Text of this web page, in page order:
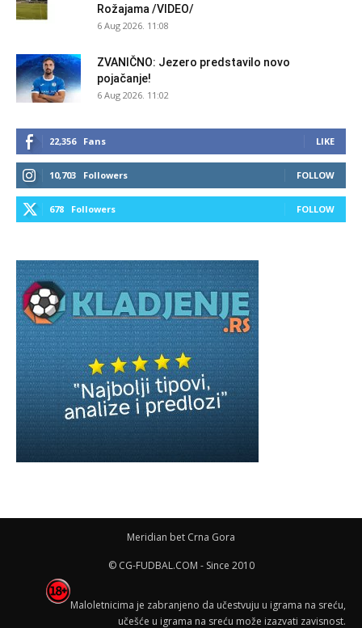
Rožajama /VIDEO/
6 Aug 2026. 11:08
ZVANIČNO: Jezero predstavilo novo
pojačanje!
6 Aug 2026. 11:02
22,356 Fans LIKE
10,703 Followers FOLLOW
678 Followers FOLLOW
Meridian bet Crna Gora
© CG-FUDBAL.COM - Since 2010
Maloletnicima je zabranjeno da učestvuju u igrama na sreću,
učešće u igrama na sreću može izazvati zavisnost.